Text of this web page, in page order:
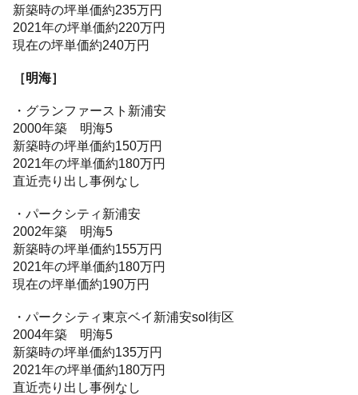
新築時の坪単価約235万円
2021年の坪単価約220万円
現在の坪単価約240万円
［明海］
・グランファースト新浦安
2000年築 明海5
新築時の坪単価約150万円
2021年の坪単価約180万円
直近売り出し事例なし
・パークシティ新浦安
2002年築 明海5
新築時の坪単価約155万円
2021年の坪単価約180万円
現在の坪単価約190万円
・パークシティ東京ベイ新浦安sol街区
2004年築 明海5
新築時の坪単価約135万円
2021年の坪単価約180万円
直近売り出し事例なし